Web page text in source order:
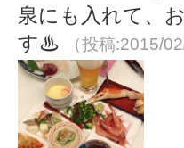
泉にも入れて、
す♨︎
（投稿:2015/